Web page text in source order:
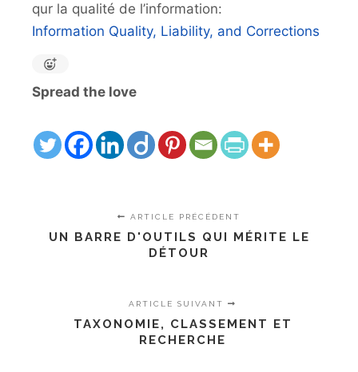
qur la qualité de l’information:
Information Quality, Liability, and Corrections
Spread the love
ARTICLE PRÉCÉDENT
UN BARRE D'OUTILS QUI MÉRITE LE
DÉTOUR
ARTICLE SUIVANT
TAXONOMIE, CLASSEMENT ET
RECHERCHE